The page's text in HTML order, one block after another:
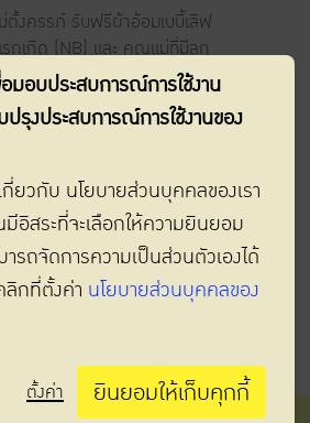
งครรภ์ รับฟรีผ้าอ้อมเบบี้เลิฟ
รกเกิด (NB) และ คุณแม่ที่มีลูก
เลิฟ เพลย์แพ้นท์ พรีเมียม ไซซ์
ไซซ์ M และไซซ์ L
มอบประสบการณ์การใช้งาน
ปรุงประสบการณ์การใช้งานของ
ยวกับ นโยบายส่วนบุคคลของเรา
อิสระที่จะเลือกให้ความยินยอม
รถจัดการความเป็นส่วนตัวเองได้
ลิกที่ตั้งค่า นโยบายส่วนบุคคลของ
ตั้งค่า ยินยอมให้เก็บคุกกี้